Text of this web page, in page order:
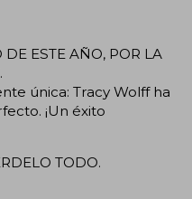
ESTE AÑO, POR LA
única: Tracy Wolff ha
¡Un éxito
TODO.